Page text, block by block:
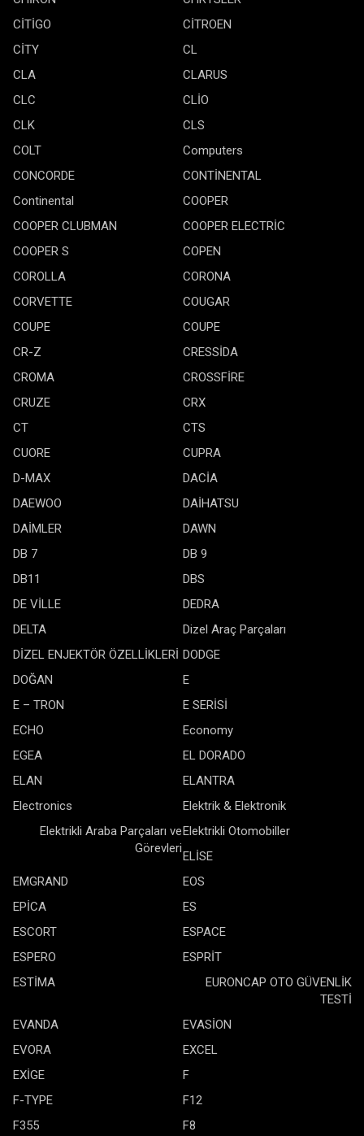
CİTİGO
CİTROEN
CİTY
CL
CLA
CLARUS
CLC
CLİO
CLK
CLS
COLT
Computers
CONCORDE
CONTİNENTAL
Continental
COOPER
COOPER CLUBMAN
COOPER ELECTRİC
COOPER S
COPEN
COROLLA
CORONA
CORVETTE
COUGAR
COUPE
COUPE
CR-Z
CRESSİDA
CROMA
CROSSFİRE
CRUZE
CRX
CT
CTS
CUORE
CUPRA
D-MAX
DACİA
DAEWOO
DAİHATSU
DAİMLER
DAWN
DB 7
DB 9
DB11
DBS
DE VİLLE
DEDRA
DELTA
Dizel Araç Parçaları
DİZEL ENJEKTÖR ÖZELLİKLERİ DODGE
DOĞAN
E
E – TRON
E SERİSİ
ECHO
Economy
EGEA
EL DORADO
ELAN
ELANTRA
Electronics
Elektrik & Elektronik
Elektrikli Araba Parçaları ve
Görevleri
Elektrikli Otomobiller
ELİSE
EMGRAND
EOS
EPİCA
ES
ESCORT
ESPACE
ESPERO
ESPRİT
ESTİMA
EURONCAP OTO GÜVENLİK
TESTİ
EVANDA
EVASİON
EVORA
EXCEL
EXİGE
F
F-TYPE
F12
F355
F8